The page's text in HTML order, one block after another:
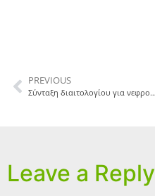
PREVIOUS
Σύνταξη διαιτολογίου για νεφροπαθείς
Leave a Reply